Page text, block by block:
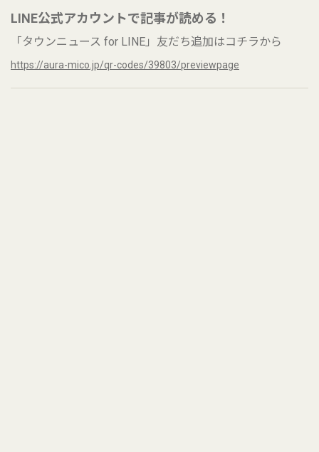
LINE公式アカウントで記事が読める！
「タウンニュース for LINE」友だち追加はコチラから
https://aura-mico.jp/qr-codes/39803/previewpage